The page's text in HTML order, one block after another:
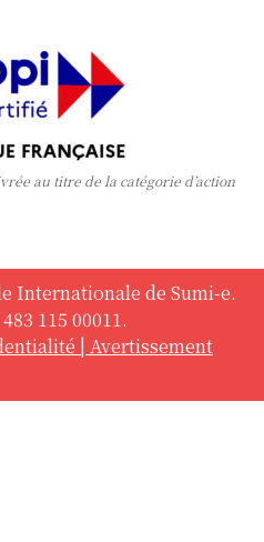
au titre de la catégorie d’action
Internationale de Sumi-e.
115 00011.
| Avertissement